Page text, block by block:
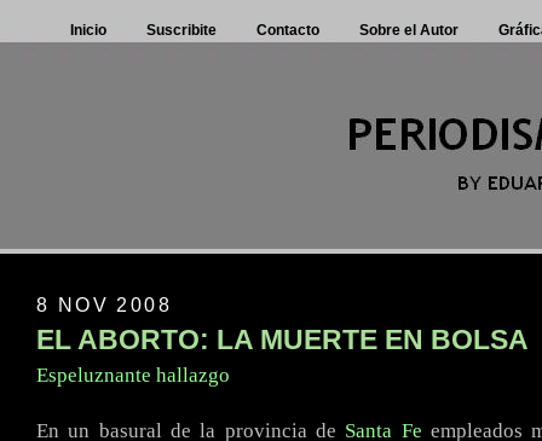
Inicio Suscribite Contacto Sobre el Autor
8 NOV 2008
EL ABORTO: LA MUERTE EN BOLSA
Espeluznante hallazgo
En un basural de la provincia de Santa Fe empleados